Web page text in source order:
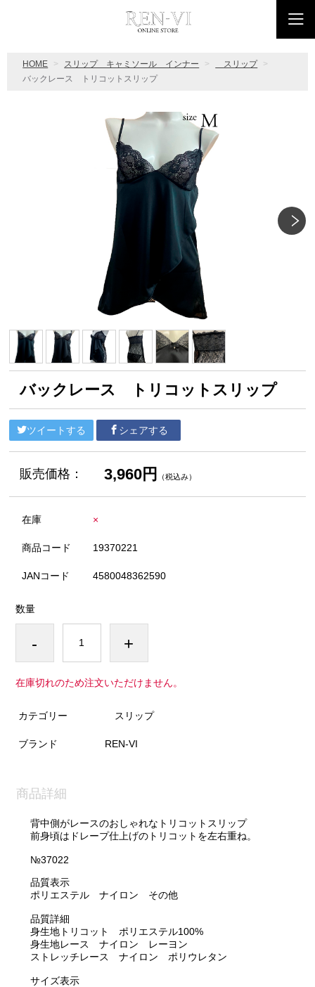
HOME スリップ キャミソール インナー
スリップ
バックレース トリコットスリップ
バックレース トリコットスリップ
ツイートする シェアする
販売価格： 3,960円 （税込み）
在庫 ×
商品コード 19370221
JANコード 4580048362590
数量
- +
在庫切れのため注文いただけません。
カテゴリー スリップ
ブランド REN-VI
商品詳細
背中側がレースのおしゃれなトリコットスリップ
前身頃はドレープ仕上げのトリコットを左右重ね。
№37022
品質表示
ポリエステル ナイロン その他
品質詳細
身生地トリコット ポリエステル100%
身生地レース ナイロン レーヨン
ストレッチレース ナイロン ポリウレタン
サイズ表示